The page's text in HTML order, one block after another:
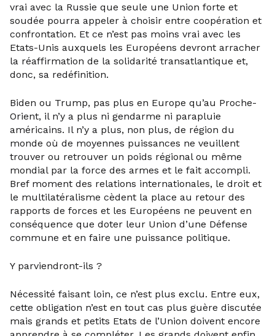
vrai avec la Russie que seule une Union forte et
soudée pourra appeler à choisir entre coopération et
confrontation. Et ce n’est pas moins vrai avec les
Etats-Unis auxquels les Européens devront arracher
la réaffirmation de la solidarité transatlantique et,
donc, sa redéfinition.
Biden ou Trump, pas plus en Europe qu’au Proche-
Orient, il n’y a plus ni gendarme ni parapluie
américains. Il n’y a plus, non plus, de région du
monde où de moyennes puissances ne veuillent
trouver ou retrouver un poids régional ou même
mondial par la force des armes et le fait accompli.
Bref moment des relations internationales, le droit et
le multilatéralisme cèdent la place au retour des
rapports de forces et les Européens ne peuvent en
conséquence que doter leur Union d’une Défense
commune et en faire une puissance politique.
Y parviendront-ils ?
Nécessité faisant loin, ce n’est plus exclu. Entre eux,
cette obligation n’est en tout cas plus guère discutée
mais grands et petits Etats de l’Union doivent encore